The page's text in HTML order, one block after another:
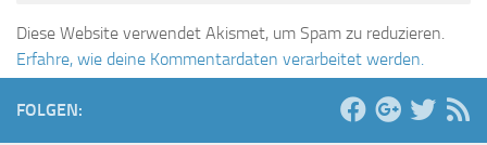
Diese Website verwendet Akismet, um Spam zu reduzieren.
Erfahre, wie deine Kommentardaten verarbeitet werden.
FOLGEN: